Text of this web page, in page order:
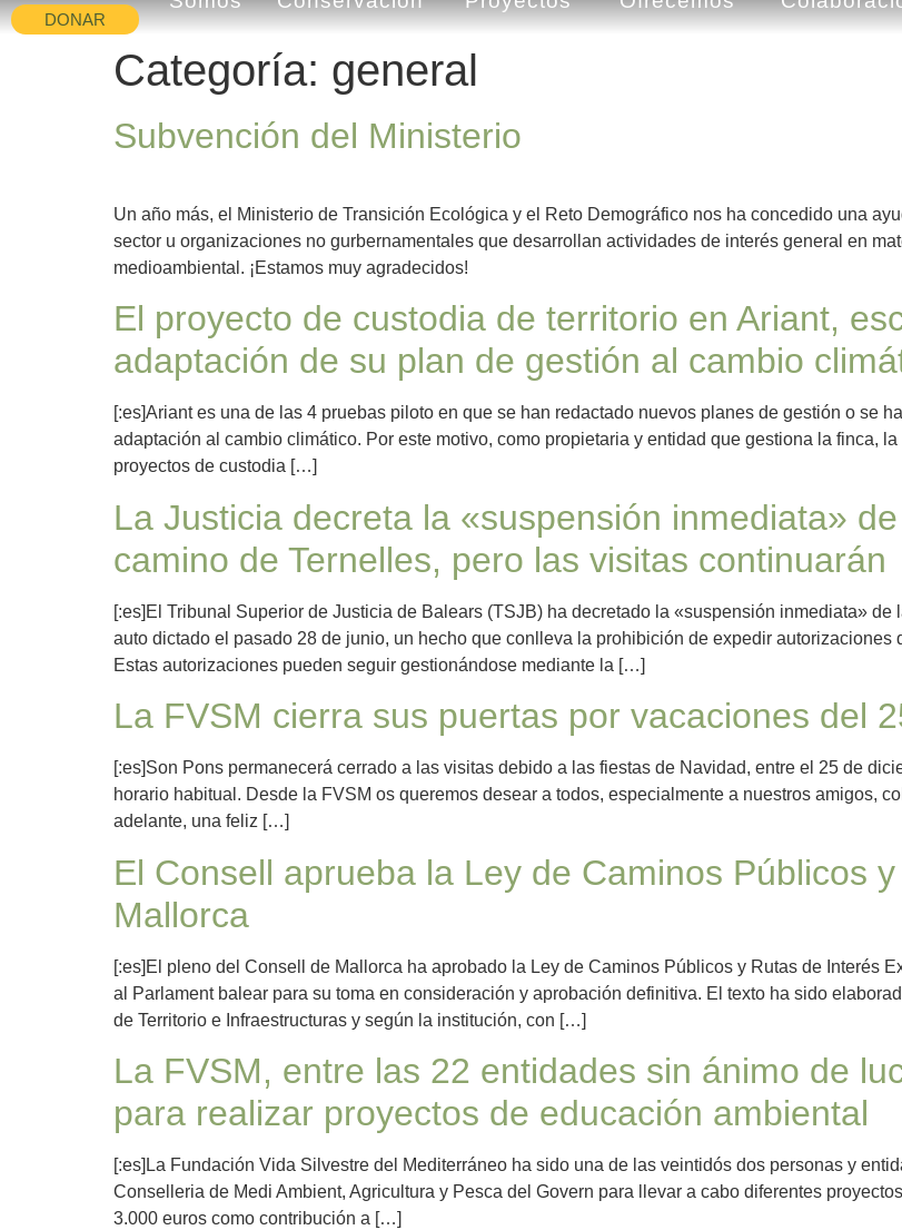
DONAR
Categoría: general
Subvención del Ministerio
Un año más, el Ministerio de Transición Ecológica y el Reto Demográfico nos ha concedido una
sector u organizaciones no gurbernamentales que desarrollan actividades de interés general en
medioambiental. ¡Estamos muy agradecidos!
El proyecto de custodia de territorio en Ariant,
adaptación de su plan de gestión al cambio
[:es]Ariant es una de las 4 pruebas piloto en que se han redactado nuevos planes de gestión o se
adaptación al cambio climático. Por este motivo, como propietaria y entidad que gestiona la finca,
proyectos de custodia […]
La Justicia decreta la «suspensión inmediata»
camino de Ternelles, pero las visitas continuarán
[:es]El Tribunal Superior de Justicia de Balears (TSJB) ha decretado la «suspensión inmediata»
auto dictado el pasado 28 de junio, un hecho que conlleva la prohibición de expedir
Estas autorizaciones pueden seguir gestionándose mediante la […]
La FVSM cierra sus puertas por vacaciones del
[:es]Son Pons permanecerá cerrado a las visitas debido a las fiestas de Navidad, entre el 25 de
horario habitual. Desde la FVSM os queremos desear a todos, especialmente a nuestros amigos,
adelante, una feliz […]
El Consell aprueba la Ley de Caminos Públicos
Mallorca
[:es]El pleno del Consell de Mallorca ha aprobado la Ley de Caminos Públicos y Rutas de Interés
al Parlament balear para su toma en consideración y aprobación definitiva. El texto ha sido
de Territorio e Infraestructuras y según la institución, con […]
La FVSM, entre las 22 entidades sin ánimo de
para realizar proyectos de educación ambiental
[:es]La Fundación Vida Silvestre del Mediterráneo ha sido una de las veintidós dos personas y
Conselleria de Medi Ambient, Agricultura y Pesca del Govern para llevar a cabo diferentes
3.000 euros como contribución a […]